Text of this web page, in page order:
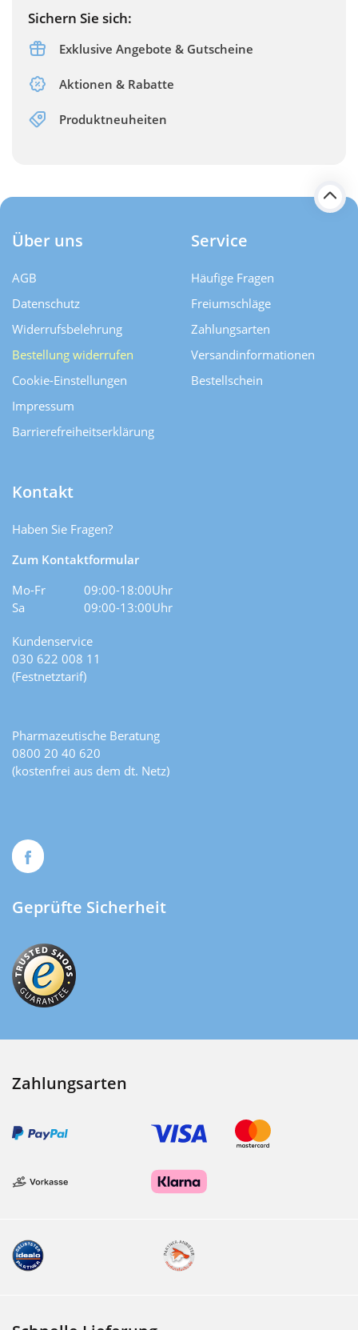
Sichern Sie sich:
Exklusive Angebote & Gutscheine
Aktionen & Rabatte
Produktneuheiten
Über uns
AGB
Datenschutz
Widerrufsbelehrung
Bestellung widerrufen
Cookie-Einstellungen
Impressum
Barrierefreiheitserklärung
Service
Häufige Fragen
Freiumschläge
Zahlungsarten
Versand­informationen
Bestellschein
Kontakt
Haben Sie Fragen?
Zum Kontaktformular
Mo-Fr
09:00-18:00Uhr
Sa
09:00-13:00Uhr
Kundenservice
030 622 008 11
(Festnetztarif)
Pharmazeutische Beratung
0800 20 40 620
(kostenfrei aus dem dt. Netz)
Geprüfte Sicherheit
Zahlungsarten